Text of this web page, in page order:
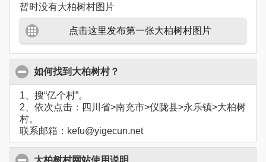
暂时没有大柏树村图片
点击这里发布第一张大柏树村图片
如何找到大柏树村？
1、搜“亿个村”。
2、依次点击：四川省>南充市>仪陇县>永乐镇>大柏树
村。
联系邮箱：kefu@yigecun.net